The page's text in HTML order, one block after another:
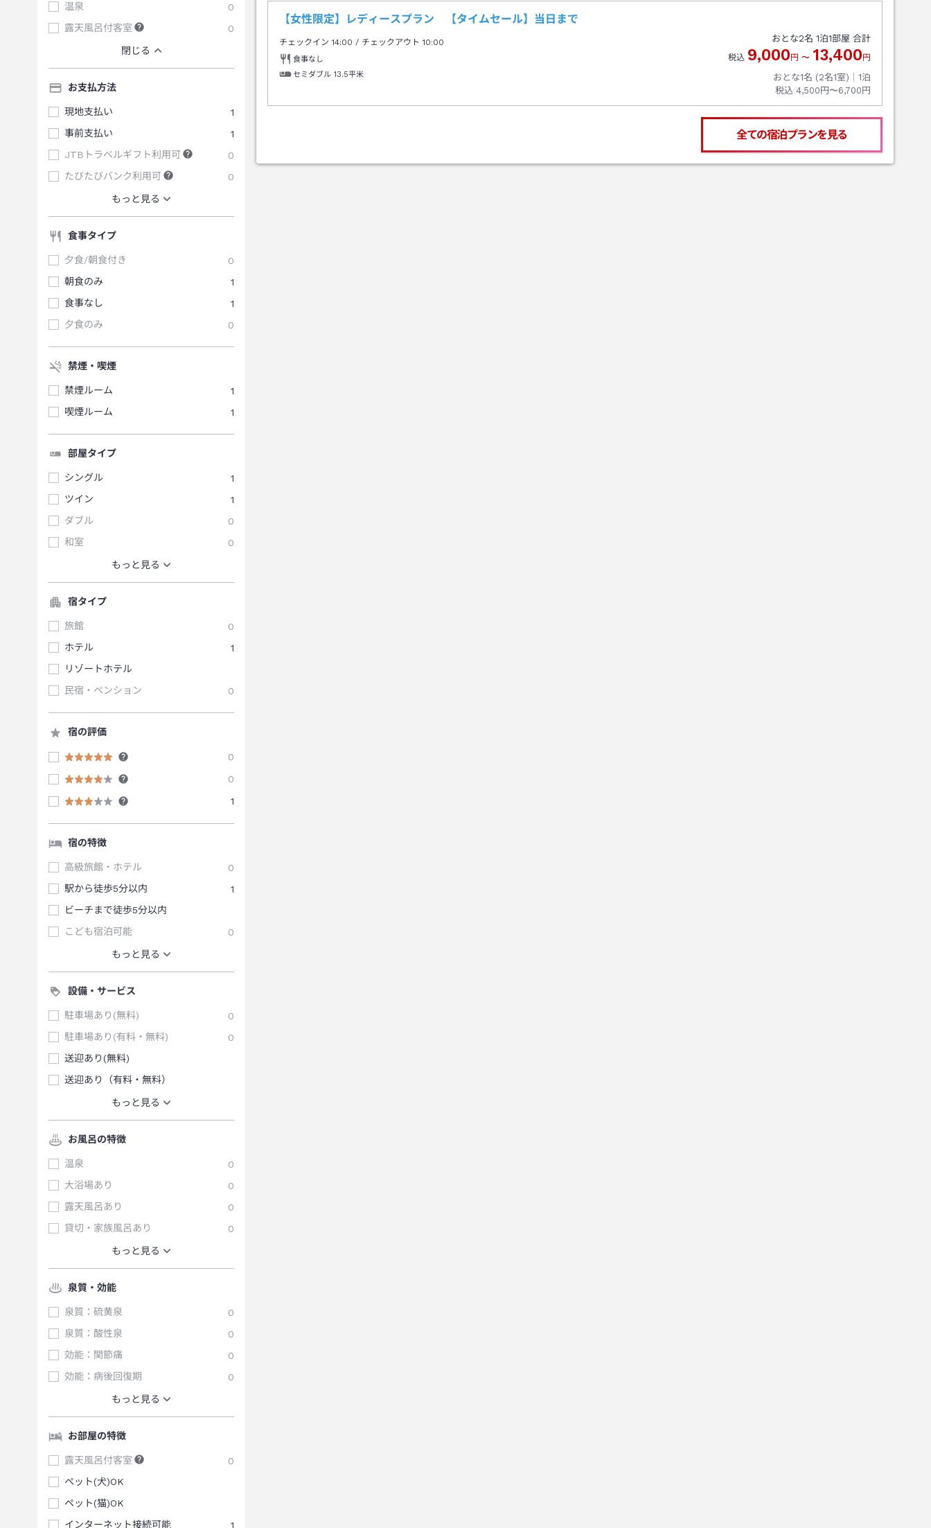
温泉
0
露天風呂付客室
0
閉じる
お支払方法
現地支払い
1
事前支払い
1
JTBトラベルギフト利用可
0
たびたびバンク利用可
0
もっと見る
食事タイプ
夕食/朝食付き
0
朝食のみ
1
食事なし
1
夕食のみ
0
禁煙・喫煙
禁煙ルーム
1
喫煙ルーム
1
部屋タイプ
シングル
1
ツイン
1
ダブル
0
和室
0
もっと見る
宿タイプ
旅館
0
ホテル
1
リゾートホテル
民宿・ペンション
0
宿の評価
0
0
1
宿の特徴
高級旅館・ホテル
0
駅から徒歩5分以内
1
ビーチまで徒歩5分以内
こども宿泊可能
0
もっと見る
設備・サービス
駐車場あり(無料)
0
駐車場あり(有料・無料)
0
送迎あり(無料)
送迎あり（有料・無料）
もっと見る
お風呂の特徴
温泉
0
大浴場あり
0
露天風呂あり
0
貸切・家族風呂あり
0
もっと見る
泉質・効能
泉質：硫黄泉
0
泉質：酸性泉
0
効能：関節痛
0
効能：病後回復期
0
もっと見る
お部屋の特徴
露天風呂付客室
0
ペット(犬)OK
ペット(猫)OK
インターネット接続可能
1
【女性限定】レディースプラン 【タイムセール】当日まで
チェックイン14:00 / チェックアウト 10:00
食事なし
セミダブル 13.5平米
おとな2名 1泊1部屋 合計
税込 9,000 円 〜 13,400 円
おとな1名 (2名1室)｜ 1泊
税込 4,500円〜6,700円
全ての宿泊プランを見る